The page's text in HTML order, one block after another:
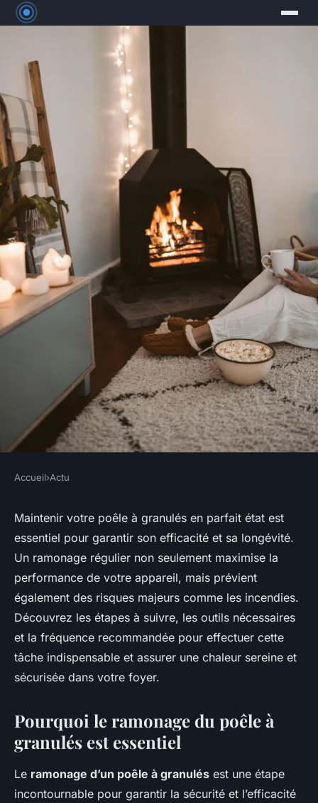
Ramonage poêle à granulés :
pourquoi et comment
l'effectuer ?
Héloïse•6 avril 2025•6 min de lecture
Accueil›Actu
Maintenir votre poêle à granulés en parfait état est
essentiel pour garantir son efficacité et sa longévité.
Un ramonage régulier non seulement maximise la
performance de votre appareil, mais prévient
également des risques majeurs comme les incendies.
Découvrez les étapes à suivre, les outils nécessaires
et la fréquence recommandée pour effectuer cette
tâche indispensable et assurer une chaleur sereine et
sécurisée dans votre foyer.
Pourquoi le ramonage du poêle à
granulés est essentiel
Le ramonage d’un poêle à granulés est une étape
incontournable pour garantir la sécurité et l’efficacité